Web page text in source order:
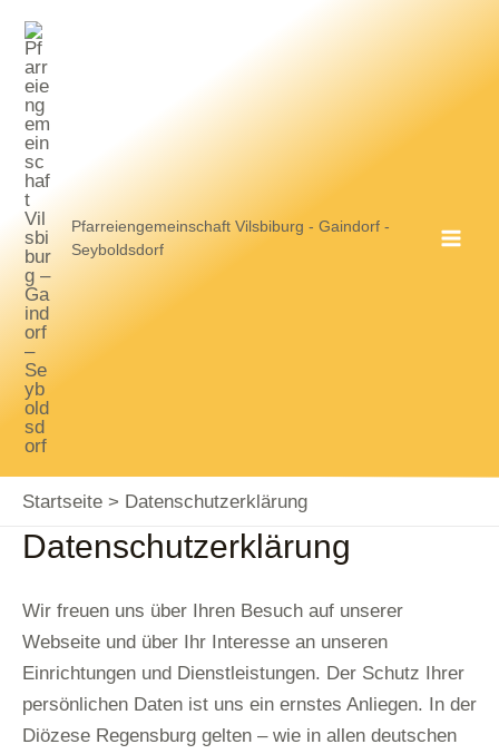
Inhalt
springen
Pfarreiengemeinschaft Vilsbiburg - Gaindorf -
Seyboldsdorf
Startseite Datenschutzerklärung
Datenschutzerklärung
Wir freuen uns über Ihren Besuch auf unserer
Webseite und über Ihr Interesse an unseren
Einrichtungen und Dienstleistungen. Der Schutz Ihrer
persönlichen Daten ist uns ein ernstes Anliegen. In der
Diözese Regensburg gelten – wie in allen deutschen